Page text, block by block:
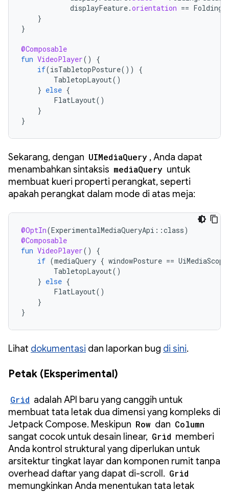
displayFeature.orientation ==
}
}
@Composable
fun VideoPlayer()
{
if(isTabletopPosture())
{
TabletopLayout()
} else {
FlatLayout()
}
}
Sekarang, dengan UIMediaQuery , Anda dapat
menambahkan sintaksis mediaQuery untuk
membuat kueri properti perangkat, seperti
apakah perangkat dalam mode di atas meja:
@OptIn(ExperimentalMediaQueryApi ::class)
@Composable
fun VideoPlayer()
{
if (mediaQuery { windowPosture == UiMediaScope
TabletopLayout()
} else {
FlatLayout()
}
}
Lihat dokumentasi dan laporkan bug di sini.
Petak (Eksperimental)
Grid adalah API baru yang canggih untuk
membuat tata letak dua dimensi yang kompleks di
Jetpack Compose. Meskipun Row dan Column
sangat cocok untuk desain linear, Grid memberi
Anda kontrol struktural yang diperlukan untuk
arsitektur tingkat layar dan komponen rumit tanpa
overhead daftar yang dapat di-scroll. Grid
memungkinkan Anda menentukan tata letak